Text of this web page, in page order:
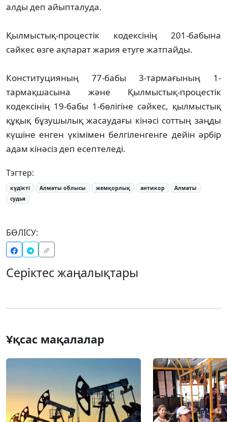
алды деп айыпталуда.
Қылмыстық-процестік кодексінің 201-бабына
сәйкес өзге ақпарат жария етуге жатпайды.
Конституцияның 77-бабы 3-тармағының 1-
тармақшасына және Қылмыстық-процестік
кодексінің 19-бабы 1-бөлігіне сәйкес, қылмыстық
құқық бұзушылық жасаудағы кінәсі соттың заңды
күшіне енген үкімімен белгіленгенге дейін әрбір
адам кінәсіз деп есептеледі.
Тэгтер:
күдікті Алматы облысы жемқорлық антикор
Алматы
судья
БӨЛІСУ:
Серіктес жаңалықтары
Ұқсас мақалалар